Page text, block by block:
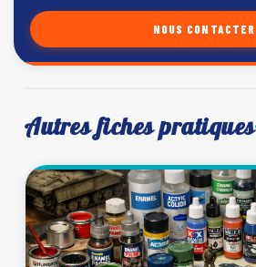
NOUS CONTACTER
Autres fiches pratiques